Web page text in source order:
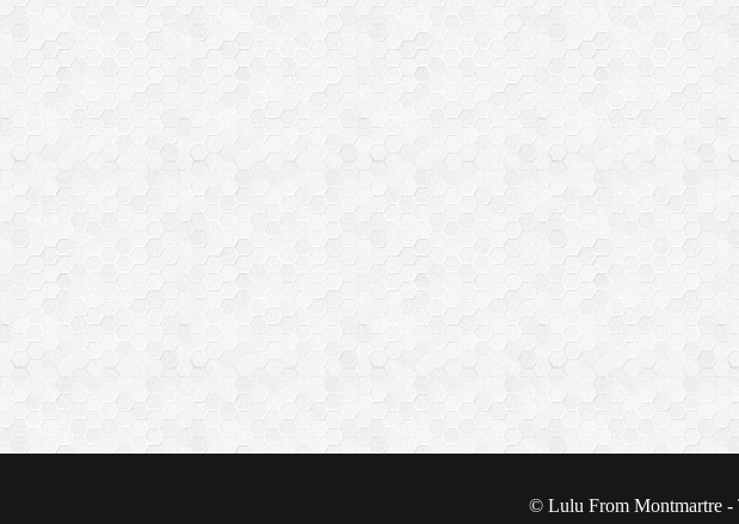
© Lulu From Montmartre -